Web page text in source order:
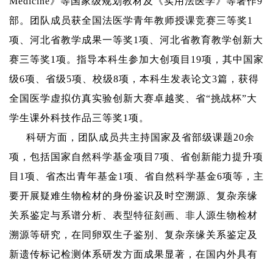
部。团队成员获全国法医学青年教师授课竞赛三等奖1
项、河北省教学成果一等奖1 项、河北省教育教学创新大
赛三等奖1 项。指导本科生参加大创项目 19项，其中国家
级6项、省级5项、校级8项 ， 本科生发表论文3篇 ， 获得
全国医学虚拟仿真实验创新大赛卓越奖、 省“挑战杯”大
学生课外科技作品三等奖1 项 。
科研方面，团队成员共主持国家及省部级课题20余
项，包括国家自然科学基金项目 7项、省创新能力提升项
目 1 项、省杰出青年基金1 项、省自然科学基金6项等，主
要开展疑难生物检材的身份鉴识及时空溯源、复杂亲缘
关系鉴定与系谱分析、表型特征刻画、非人源生物检材
溯源等研究，在同卵双生子鉴别、复杂亲缘关系鉴定及
新遗传标记检测体系研发方面成果显著，在国内外具有